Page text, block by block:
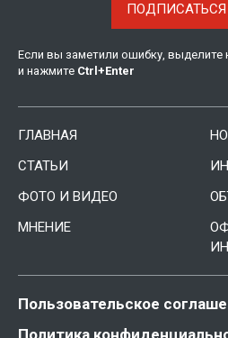
ПОДПИСАТЬСЯ
Если вы заметили ошибку, выделите
и нажмите Ctrl +Enter
ГЛАВНАЯ
СТАТЬИ
ФОТО И ВИДЕО
МНЕНИЕ
Пользовательское
Политика